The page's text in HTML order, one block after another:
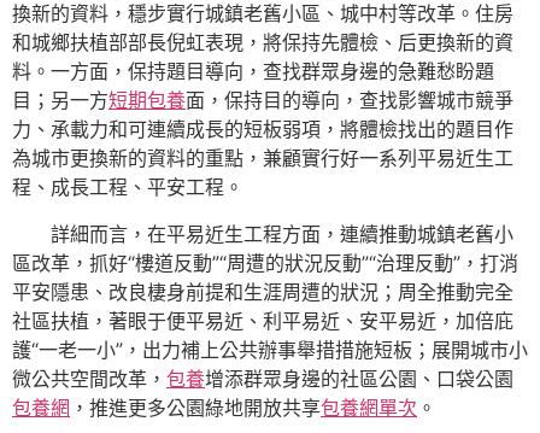
換新的資料，穩步實行城鎮老舊小區、城中村等改革。住房
和城鄉扶植部部長倪虹表現，將保持先體檢、后更換新的資
料。一方面，保持題目導向，查找群眾身邊的急難愁盼題
目；另一方短期包養面，保持目的導向，查找影響城市競爭
力、承載力和可連續成長的短板弱項，將體檢找出的題目作
為城市更換新的資料的重點，兼顧實行好一系列平易近生工
程、成長工程、平安工程。
詳細而言，在平易近生工程方面，連續推動城鎮老舊小
區改革，抓好“樓道反動”“周遭的狀況反動”“治理反動”，打消
平安隱患、改良棲身前提和生涯周遭的狀況；周全推動完全
社區扶植，著眼于便平易近、利平易近、安平易近，加倍庇
護“一老一小”，出力補上公共辦事舉措措施短板；展開城市小
微公共空間改革， 包養增添群眾身邊的社區公園、口袋公園
包養網 ，推進更多公園綠地開放共享包養網單次 。